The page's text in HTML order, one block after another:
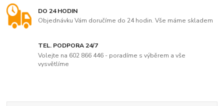
DO 24 HODIN
Objednávku Vám doručíme do 24 hodin. Vše máme skladem
TEL. PODPORA 24/7
Volejte na 602 866 446 - poradíme s výběrem a vše
vysvětlíme